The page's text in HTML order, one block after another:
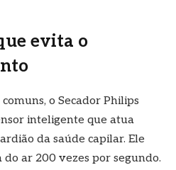
evita o
o Secador Philips
inteligente que atua
da saúde capilar. Ele
ar 200 vezes por segundo.